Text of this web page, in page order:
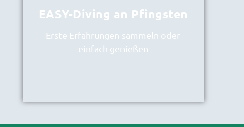
EASY-Diving an Pfingsten
Erste Erfahrungen sammeln oder
einfach genießen